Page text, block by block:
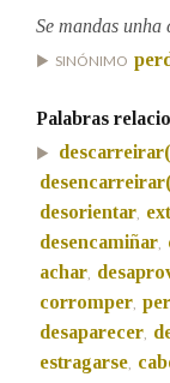
Nos exemplos
Na fraseoloxía
OUTRAS
Marcas
Pertence a
Se mandas
SINÓNIMO
Palabras
desorientar,
desencamiñar,
achar,
corromper,
desaparecer,
estragarse,